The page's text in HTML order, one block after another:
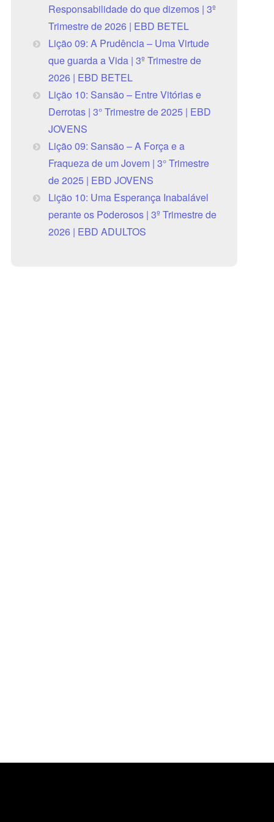
Responsabilidade do que dizemos | 3º
Trimestre de 2026 | EBD BETEL
Lição 09: A Prudência – Uma Virtude
que guarda a Vida | 3º Trimestre de
2026 | EBD BETEL
Lição 10: Sansão – Entre Vitórias e
Derrotas | 3° Trimestre de 2025 | EBD
JOVENS
Lição 09: Sansão – A Força e a
Fraqueza de um Jovem | 3° Trimestre
de 2025 | EBD JOVENS
Lição 10: Uma Esperança Inabalável
perante os Poderosos | 3º Trimestre de
2026 | EBD ADULTOS